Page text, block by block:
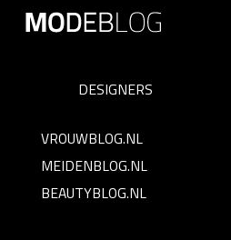
DESIGNERS
VROUWBLOG.NL
MEIDENBLOG.NL
BEAUTYBLOG.NL